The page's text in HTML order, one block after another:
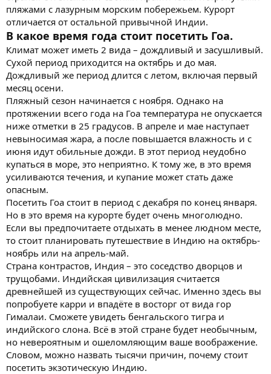
пляжами с лазурным морским побережьем. Курорт
отличается от остальной привычной Индии.
В какое время года стоит посетить Гоа.
Климат может иметь 2 вида – дождливый и засушливый.
Сухой период приходится на октябрь и до мая.
Дождливый же период длится с летом, включая первый
месяц осени.
Пляжный сезон начинается с ноября. Однако на
протяжении всего года на Гоа температура не опускается
ниже отметки в 25 градусов. В апреле и мае наступает
невыносимая жара, а после повышается влажность и с
июня идут обильные дожди. В этот период неудобно
купаться в море, это неприятно. К тому же, в это время
усиливаются течения, и купание может стать даже
опасным.
Посетить Гоа стоит в период с декабря по конец января.
Но в это время на курорте будет очень многолюдно.
Если вы предпочитаете отдыхать в менее людном месте,
то стоит планировать путешествие в Индию на октябрь-
ноябрь или на апрель-май.
Страна контрастов, Индия – это соседство дворцов и
трущобами. Индийская цивилизация считается
древнейшей из существующих сейчас. Именно здесь вы
попробуете карри и впадёте в восторг от вида гор
Гималаи. Сможете увидеть бенгальского тигра и
индийского слона. Всё в этой стране будет необычным,
но невероятным и ошеломляющим ваше воображение.
Словом, можно назвать тысячи причин, почему стоит
посетить экзотическую Индию.